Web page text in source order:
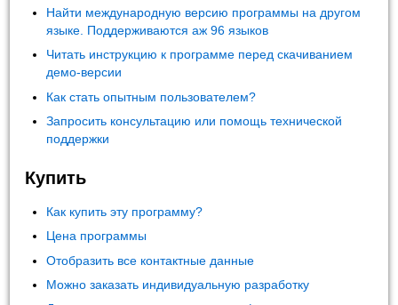
Найти международную версию программы на другом
языке. Поддерживаются аж 96 языков
Читать инструкцию к программе перед скачиванием
демо-версии
Как стать опытным пользователем?
Запросить консультацию или помощь технической
поддержки
Купить
Как купить эту программу?
Цена программы
Отобразить все контактные данные
Можно заказать индивидуальную разработку